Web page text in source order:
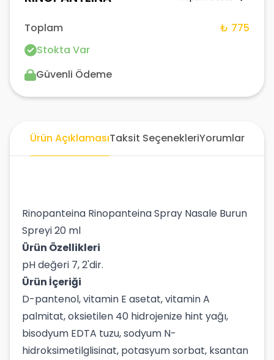
Toplam
₺ 775
Stokta Var
Güvenli Ödeme
Ürün AçıklamasıTaksit SeçenekleriYorumlar
Rinopanteina Rinopanteina Spray Nasale Burun
Spreyi 20 ml
Ürün Özellikleri
pH değeri 7, 2'dir.
Ürün İçeriği
D-pantenol, vitamin E asetat, vitamin A
palmitat, oksietilen 40 hidrojenize hint yağı,
bisodyum EDTA tuzu, sodyum N-
hidroksimetilglisinat, potasyum sorbat, ksantan